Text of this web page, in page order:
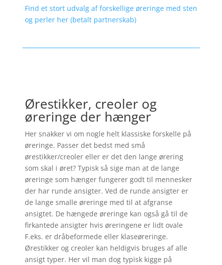
Find et stort udvalg af forskellige øreringe med sten
og perler her (betalt partnerskab)
Ørestikker, creoler og
øreringe der hænger
Her snakker vi om nogle helt klassiske forskelle på
øreringe. Passer det bedst med små
ørestikker/creoler eller er det den lange ørering
som skal i øret? Typisk så sige man at de lange
øreringe som hænger fungerer godt til mennesker
der har runde ansigter. Ved de runde ansigter er
de lange smalle øreringe med til at afgranse
ansigtet. De hængede øreringe kan også gå til de
firkantede ansigter hvis øreringene er lidt ovale
F.eks. er dråbeformede eller klaseøreringe.
Ørestikker og creoler kan heldigvis bruges af alle
ansigt typer. Her vil man dog typisk kigge på